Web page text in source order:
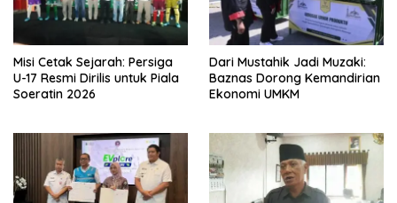
Misi Cetak Sejarah: Persiga
U-17 Resmi Dirilis untuk Piala
Soeratin 2026
Dari Mustahik Jadi Muzaki:
Baznas Dorong Kemandirian
Ekonomi UMKM